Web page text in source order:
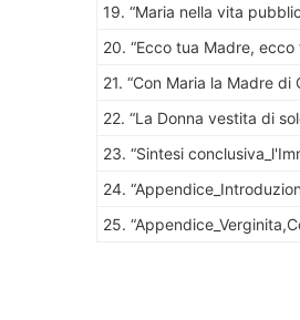
19. “Maria nella vita
20. “Ecco tua Madre, ecco
21. “Con Maria la Madre di
22. “La Donna vestita di
23. “Sintesi
24.
25.